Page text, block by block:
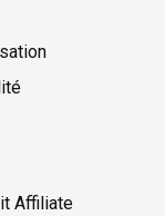
Affiliate